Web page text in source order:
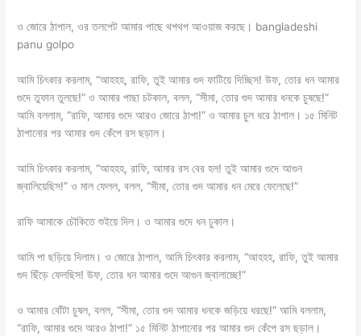
ও জোরে ঠাপাল, ওর তলপেট আমার পাছে থপথপ আওয়াজ করছে। bangladeshi
panu golpo
আমি চিৎকার করলাম, “আহহহ, রাফি, তুই আমার গুদ ফাটিয়ে দিচ্ছিস! উফ, তোর ধন আমার
গুদে তুফান তুলছে!” ও আমার পাছা চটকাল, বলল, “সীমা, তোর গুদ আমার ধনকে চুষছে!”
আমি বললাম, “রাফি, আমার গুদে আরও জোরে ঠাপা!” ও আমার চুল ধরে ঠাপাল। ১৫ মিনিট
ঠাপানোর পর আমার গুদ কেঁপে রস ছড়াল।
আমি চিৎকার করলাম, “আহহহ, রাফি, আমার রস বের হল! তুই আমার গুদে আগুন
জ্বালিয়েছিস!” ও মাল ফেলল, বলল, “সীমা, তোর গুদ আমার ধন মেরে ফেলেছে!”
রাফি আমাকে চৌকিতে শুইয়ে দিল। ও আমার গুদে ধন ঢুকাল।
আমি পা ছড়িয়ে দিলাম। ও জোরে ঠাপাল, আমি চিৎকার করলাম, “আহহহ, রাফি, তুই আমার
গুদ ছিঁড়ে ফেলছিস! উফ, তোর ধন আমার গুদে আগুন জ্বালাচ্ছে!”
ও আমার বোঁটা চুষল, বলল, “সীমা, তোর গুদ আমার ধনকে জড়িয়ে ধরছে!” আমি বললাম,
“রাফি, আমার গুদে আরও ঠাপা!” ১৫ মিনিট ঠাপানোর পর আমার গুদ কেঁপে রস ছড়াল।